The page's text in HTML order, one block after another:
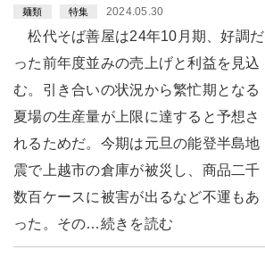
麺類 特集 2024.05.30
松代そば善屋は24年10月期、好調だ
った前年度並みの売上げと利益を見込
む。引き合いの状況から繁忙期となる
夏場の生産量が上限に達すると予想さ
れるためだ。今期は元旦の能登半島地
震で上越市の倉庫が被災し、商品二千
数百ケースに被害が出るなど不運もあ
った。その…続きを読む